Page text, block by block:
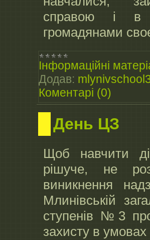
справою і в
громадянами
Інформаційні
Додав:
Коментарі (0)
День ЦЗ
Щоб навчити
рішуче, не
виникнення
Млинівській
ступенів №3
захисту в умовах